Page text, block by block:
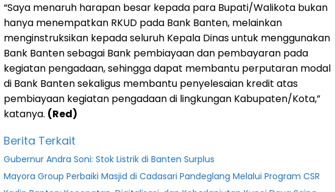
“Saya menaruh harapan besar kepada para Bupati/Walikota bukan
hanya menempatkan RKUD pada Bank Banten, melainkan
menginstruksikan kepada seluruh Kepala Dinas untuk menggunakan
Bank Banten sebagai Bank pembiayaan dan pembayaran pada
kegiatan pengadaan, sehingga dapat membantu perputaran modal
di Bank Banten sekaligus membantu penyelesaian kredit atas
pembiayaan kegiatan pengadaan di lingkungan Kabupaten/Kota,”
katanya. (Red)
Berita Terkait
Gubernur Andra Soni: Stok Listrik di Banten Surplus
Mayora Group Perbaiki Masjid di Cadasari Pandeglang Melalui Program CSR